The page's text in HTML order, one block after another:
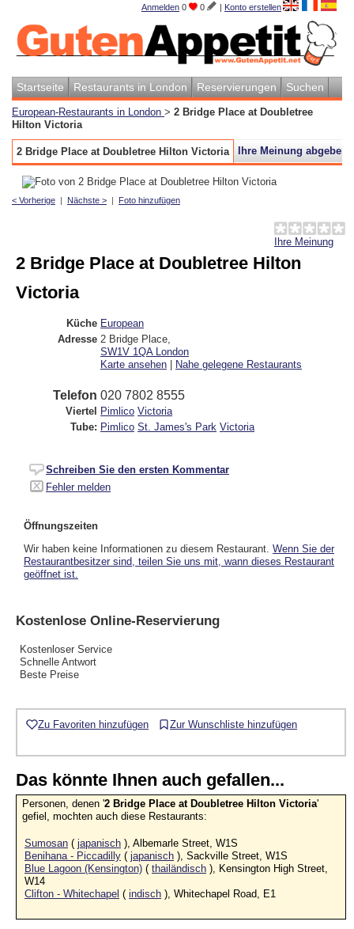
Anmelden 0 0 | Konto erstellen
Startseite Restaurants in London Reservierungen Suchen
European-Restaurants in London > 2 Bridge Place at Doubletree
Hilton Victoria
2 Bridge Place at Doubletree Hilton Victoria Ihre Meinung abgeben
< Vorherige | Nächste > | Foto hinzufügen
Ihre Meinung
2 Bridge Place at Doubletree Hilton
Victoria
Küche European
Adresse 2 Bridge Place
SW1V 1QA London
Karte ansehen | Nahe gelegene Restaurants
Telefon 020 7802 8555
Viertel Pimlico Victoria
Tube: Pimlico St. James's Park Victoria
Schreiben Sie den ersten Kommentar
Fehler melden
Öffnungszeiten
Wir haben keine Informationen zu diesem Restaurant. Wenn Sie der
Restaurantbesitzer sind, teilen Sie uns mit, wann dieses Restaurant
geöffnet ist.
Kostenlose Online-Reservierung
Kostenloser Service
Schnelle Antwort
Beste Preise
Zu Favoriten hinzufügen Zur Wunschliste hinzufügen
Das könnte Ihnen auch gefallen...
Personen, denen '2 Bridge Place at Doubletree Hilton Victoria'
gefiel, mochten auch diese Restaurants:
Sumosan ( japanisch ), Albemarle Street, W1S
Benihana - Piccadilly ( japanisch ), Sackville Street, W1S
Blue Lagoon (Kensington) ( thailändisch ), Kensington High Street,
W14
Clifton - Whitechapel ( indisch ), Whitechapel Road, E1